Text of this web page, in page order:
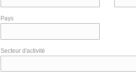
Pays
Secteur d'activité